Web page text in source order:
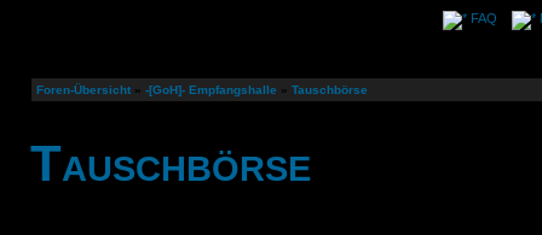
FAQ
Foren-Übersicht » -[GoH]- Empfangshalle » Tauschbörse
Tauschbörse